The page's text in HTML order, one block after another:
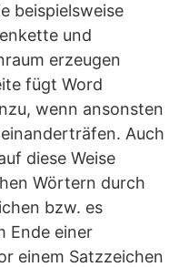
beispielsweise
und
erzeugen
fügt Word
wenn ansonsten
Auch
diese Weise
Wörtern durch
bzw. es
Ende einer
einem Satzzeichen